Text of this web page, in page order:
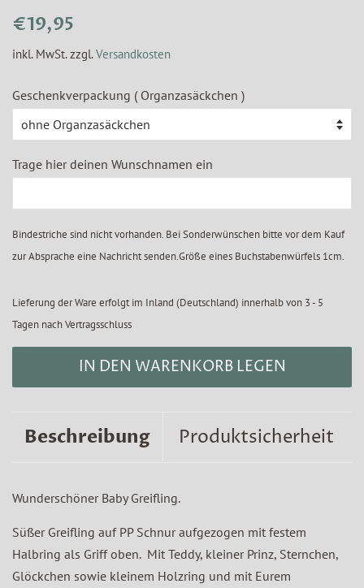
Normaler
€19,95
inkl. MwSt. zzgl.Versandkosten
Geschenkverpackung ( Organzasäckchen )
Trage hier deinen Wunschnamen ein
Bindestriche sind nicht vorhanden. Bei Sonderwünschen bitte vor dem Kauf
zur Absprache eine Nachricht senden.Größe eines Buchstabenwürfels 1cm.
Lieferung der Ware erfolgt im Inland (Deutschland) innerhalb von 3 - 5
Tagen nach Vertragsschluss
IN DEN WARENKORB LEGEN
Beschreibung Produktsicherheit
Wunderschöner Baby Greifling.
Süßer Greifling auf PP Schnur aufgezogen mit festem
Halbring als Griff oben. Mit Teddy, kleiner Prinz, Sternchen,
Glöckchen sowie kleinem Holzring und mit Eurem